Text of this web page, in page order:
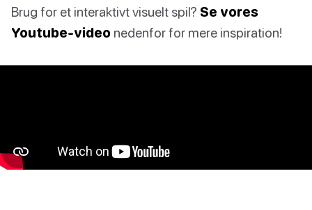
Brug for et interaktivt visuelt spil? Se vores
Youtube-video nedenfor for mere inspiration!